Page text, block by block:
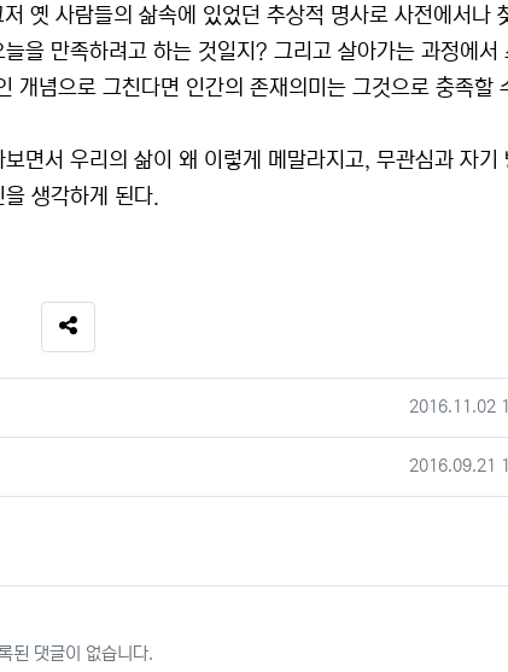
옛 사람들의 삶속에 있었던 추상적 명사로 사전에서나
을 만족하려고 하는 것일지? 그리고 살아가는 과정에서
개념으로 그친다면 인간의 존재의미는 그것으로 충족할
면서 우리의 삶이 왜 이렇게 메말라지고, 무관심과 자기
생각하게 된다.
SNS 공유
작성일
2016.11.02
작성일
2016.09.21
된 댓글이 없습니다.